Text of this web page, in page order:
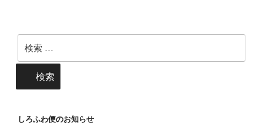
索:
検索
しろふわ便のお知らせ